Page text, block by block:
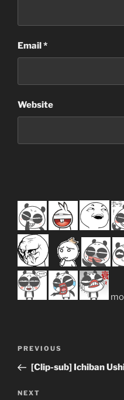
Email*
Website
Previous
Post
PREVIOUS
[Clip-sub] Ichiban
Next
NEXT